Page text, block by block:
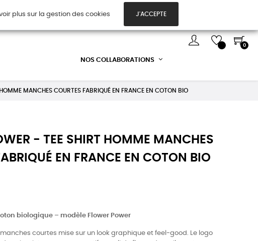
CARTES CADEAUX
NOS COLLABORATIONS
0
MANCHES COURTES FABRIQUÉ EN FRANCE EN COTON BIO
- TEE SHIRT HOMME MANCHES
EN FRANCE EN COTON BIO
biologique – modèle Flower Power
courtes mise sur un look graphique et feel-good. Le logo
plus sur la gestion des cookies J'ACCEPTE